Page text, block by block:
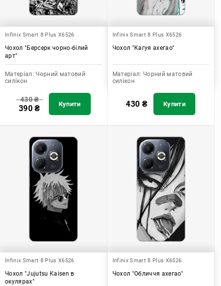
Infinix Smart 8 Plus X6526
Чохол "Берсерк чорно-білий
арт"
Матеріал: Чорний матовий
силікон
430₴
390₴ Купити
Infinix Smart 8 Plus X6526
Чохол "Кагуя ахегао"
Матеріал: Чорний матовий
силікон
430 ₴ Купити
Infinix Smart 8 Plus X6526
Чохол "Jujutsu Kaisen в
окулярах"
Infinix Smart 8 Plus X6526
Чохол "Обличчя ахегао"